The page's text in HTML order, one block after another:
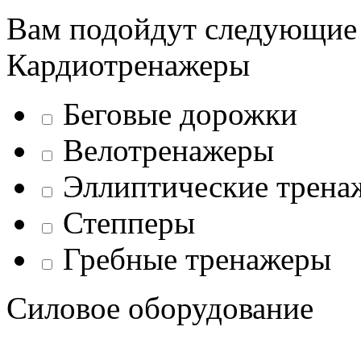
Вам подойдут
Кардиотренажеры
Беговые дорожки
Велотренажеры
Эллиптические
Степперы
Гребные тренажеры
Силовое оборудование